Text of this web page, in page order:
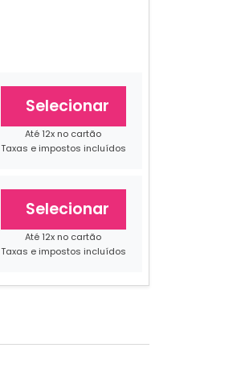
Selecionar
Até 12x no cartão
Taxas e impostos incluídos
Selecionar
Até 12x no cartão
Taxas e impostos incluídos